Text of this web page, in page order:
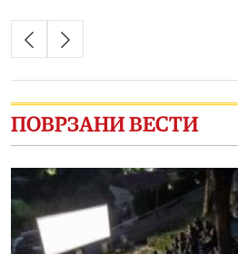
ПОВРЗАНИ ВЕСТИ